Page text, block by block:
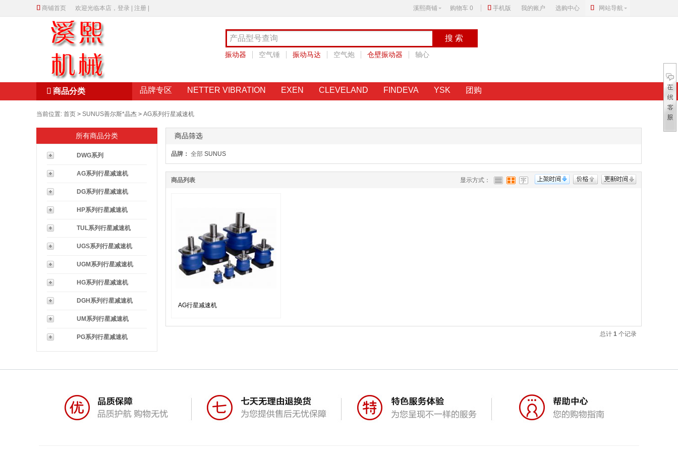
 商铺首页 欢迎光临本店， 登录 注册 溪熙商铺 购物车 0  手机版 我的账户 选购中心  网站导航
搜索
振动器 空气锤 振动马达 空气炮 仓壁振动器
轴心
 商品分类 品牌专区 NETTER VIBRATION EXEN CLEVELAND FINDEVA YSK 团购
当前位置: 首页 > SUNUS善尔斯*晶杰 > AG系列行星减速机
所有商品分类
DWG系列
AG系列行星减速机
DG系列行星减速机
HP系列行星减速机
TUL系列行星减速机
UGS系列行星减速机
UGM系列行星减速机
HG系列行星减速机
DGH系列行星减速机
UM系列行星减速机
PG系列行星减速机
商品筛选
品牌： 全部 SUNUS
商品列表 显示方式：
AG行星减速机
总计 1 个记录